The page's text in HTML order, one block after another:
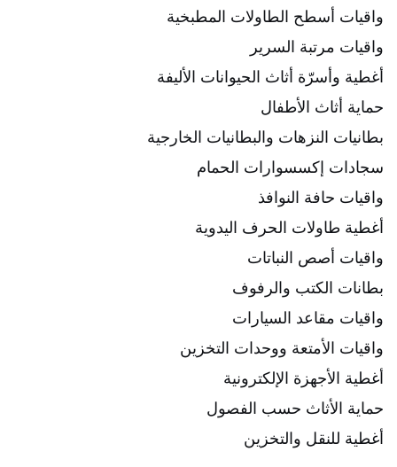
واقيات أسطح الطاولات المطبخية
واقيات مرتبة السرير
أغطية وأسرّة أثاث الحيوانات الأليفة
حماية أثاث الأطفال
بطانيات النزهات والبطانيات الخارجية
سجادات إكسسوارات الحمام
واقيات حافة النوافذ
أغطية طاولات الحرف اليدوية
واقيات أصص النباتات
بطانات الكتب والرفوف
واقيات مقاعد السيارات
واقيات الأمتعة ووحدات التخزين
أغطية الأجهزة الإلكترونية
حماية الأثاث حسب الفصول
أغطية للنقل والتخزين